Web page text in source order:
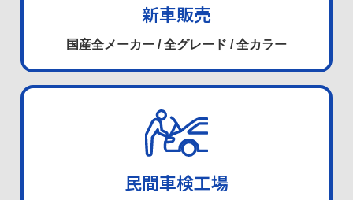
新車販売
国産全メーカー / 全グレード /全カラー
民間車検工場